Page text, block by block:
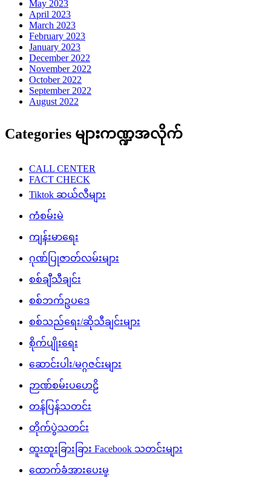
May 2023
April 2023
March 2023
February 2023
January 2023
December 2022
November 2022
October 2022
September 2022
August 2022
Categories များကဏ္ဍအလိုက်
CALL CENTER
FACT CHECK
Tiktok ဆယ်လီများ
ကံစမ်းမဲ
ကျန်းမာရေး
ဂုဏ်ပြုဇာတ်လမ်းများ
စစ်ချီသီချင်း
စစ်ဘက်ဥပဒေ
စစ်သည်ရေး/ဆိုသီချင်းများ
စိုက်ပျိုးရေး
ဆောင်းပါး/မဂ္ဂဇင်းများ
ဉာဏ်စမ်းပဟေဠိ
တန်ပြန်သတင်း
တိုက်ပွဲသတင်း
ထူးထူးခြားခြား Facebook သတင်းများ
ထောက်ခံအားပေးမှု